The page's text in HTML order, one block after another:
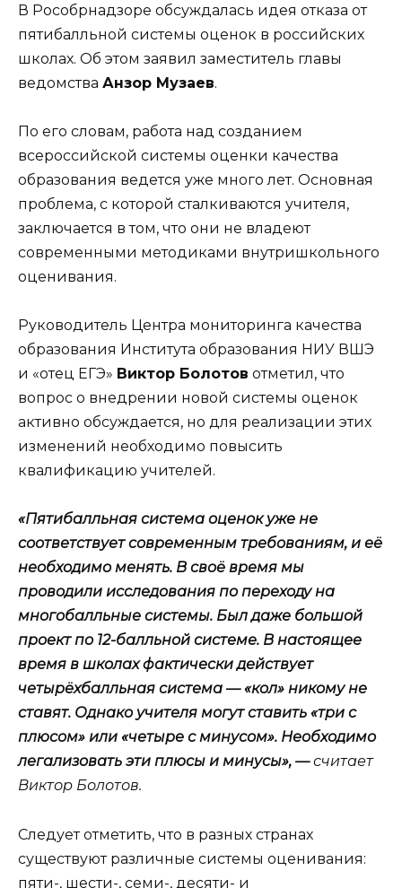
В Рособрнадзоре обсуждалась идея отказа от
пятибалльной системы оценок в российских
школах. Об этом заявил заместитель главы
ведомства Анзор Музаев.
По его словам, работа над созданием
всероссийской системы оценки качества
образования ведется уже много лет. Основная
проблема, с которой сталкиваются учителя,
заключается в том, что они не владеют
современными методиками внутришкольного
оценивания.
Руководитель Центра мониторинга качества
образования Института образования НИУ ВШЭ
и «отец ЕГЭ» Виктор Болотов отметил, что
вопрос о внедрении новой системы оценок
активно обсуждается, но для реализации этих
изменений необходимо повысить
квалификацию учителей.
«Пятибалльная система оценок уже не
соответствует современным требованиям, и её
необходимо менять. В своё время мы
проводили исследования по переходу на
многобалльные системы. Был даже большой
проект по 12-балльной системе. В настоящее
время в школах фактически действует
четырёхбалльная система — «кол» никому не
ставят. Однако учителя могут ставить «три с
плюсом» или «четыре с минусом». Необходимо
легализовать эти плюсы и минусы», —считает
Виктор Болотов.
Следует отметить, что в разных странах
существуют различные системы оценивания:
пяти-, шести-, семи-, десяти- и